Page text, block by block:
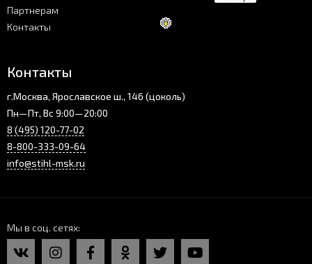
Партнерам
Контакты
Контакты
г.Москва, Ярославское ш., 146 (цоколь)
Пн—Пт, Вс 9:00—20:00
8 (495) 120-77-02
8-800-333-09-64
info@stihl-msk.ru
Мы в соц. сетях